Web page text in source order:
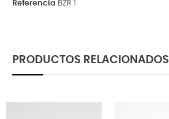
Referencia BZR 1
PRODUCTOS RELACIONADOS